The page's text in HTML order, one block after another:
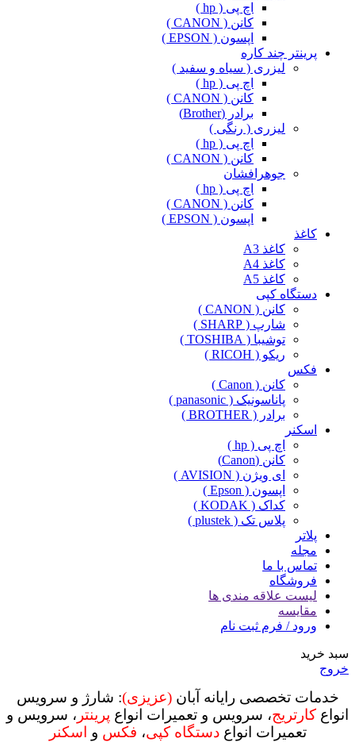
اچ پی ( hp )
کانن ( CANON )
اپسون ( EPSON )
پرینتر چند کاره
لیزری ( سیاه و سفید )
اچ پی ( hp )
کانن ( CANON )
برادر (Brother)
لیزری ( رنگی )
اچ پی ( hp )
کانن ( CANON )
جوهرافشان
اچ پی ( hp )
کانن ( CANON )
اپسون ( EPSON )
کاغذ
کاغذ A3
کاغذ A4
کاغذ A5
دستگاه کپی
کانن ( CANON )
شارپ ( SHARP )
توشیبا ( TOSHIBA )
ریکو ( RICOH )
فکس
کانن ( Canon )
پاناسونیک ( panasonic )
برادر ( BROTHER )
اسکنر
اچ پی ( hp )
کانن (Canon)
ای ویژن ( AVISION )
اپسون ( Epson )
کداک ( KODAK )
پلاس تک ( plustek )
پلاتر
مجله
تماس با ما
فروشگاه
لیست علاقه مندی ها
مقایسه
ورود / فرم ثبت نام
سبد خرید
خروج
خدمات تخصصی رایانه آبان (عزیزی): شارژ و سرویس
انواع کارتریج، سرویس و تعمیرات انواع پرینتر ، سرویس و
تعمیرات انواعدستگاه کپی، فکس و اسکنر